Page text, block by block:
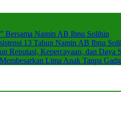
Bersama Namin AB Ibnu Solihin
13 Tahun Namin AB Ibnu
Reputasi, Kepercayaan, dan Daya
Lima Anak Tanpa